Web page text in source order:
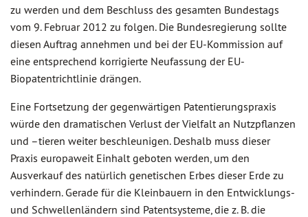
zu werden und dem Beschluss des gesamten Bundestags
vom 9. Februar 2012 zu folgen. Die Bundesregierung sollte
diesen Auftrag annehmen und bei der EU-Kommission auf
eine entsprechend korrigierte Neufassung der EU-
Biopatentrichtlinie drängen.
Eine Fortsetzung der gegenwärtigen Patentierungspraxis
würde den dramatischen Verlust der Vielfalt an Nutzpflanzen
und –tieren weiter beschleunigen. Deshalb muss dieser
Praxis europaweit Einhalt geboten werden, um den
Ausverkauf des natürlich genetischen Erbes dieser Erde zu
verhindern. Gerade für die Kleinbauern in den Entwicklungs-
und Schwellenländern sind Patentsysteme, die z. B. die